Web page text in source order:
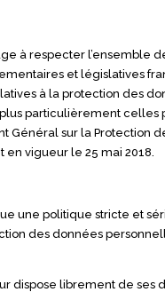
à respecter l’ensemble
et législatives
à la protection des
particulièrement celles
Général sur la Protection
en vigueur le 25 mai 2018.
une politique stricte et
des données
dispose librement de ses